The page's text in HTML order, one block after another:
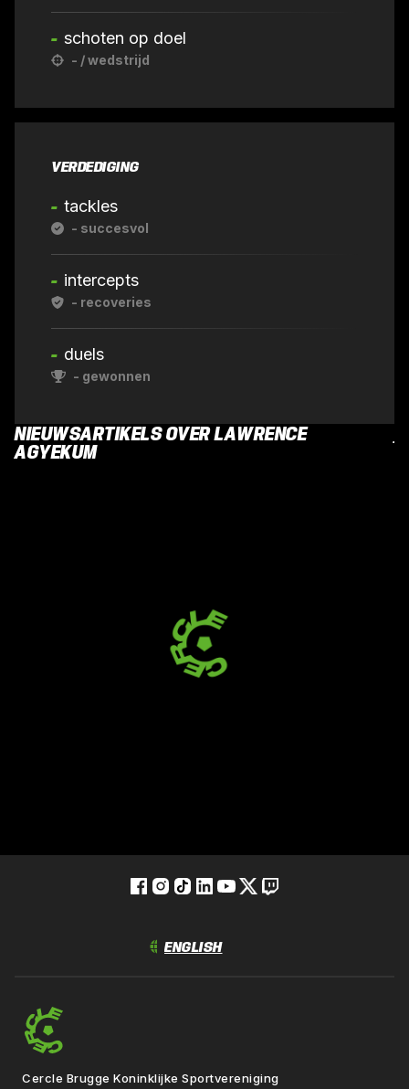
- schoten op doel
- / wedstrijd
VERDEDIGING
- tackles
- succesvol
- intercepts
- recoveries
- duels
- gewonnen
NIEUWSARTIKELS OVER LAWRENCE
AGYEKUM
Cercle Brugge Koninklijke Sportvereniging